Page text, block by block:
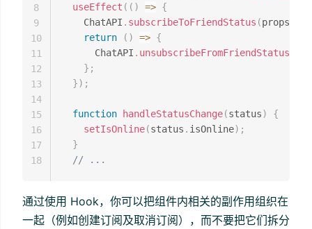
useEffect ( ( ) => {
    ChatAPI
. subscribeToFriendStatus (props
return
( ) => {
      ChatAPI
. unsubscribeFromFriendStatus
} ;
}) ;
function handleStatusChange(status)
{
setIsOnline(status . isOnline) ;
}
// ...
8
9
10
11
12
13
14
15
16
17
18
通过使用 Hook，你可以把组件内相关的副作用组织在
一起（例如创建订阅及取消订阅），而不要把它们拆分